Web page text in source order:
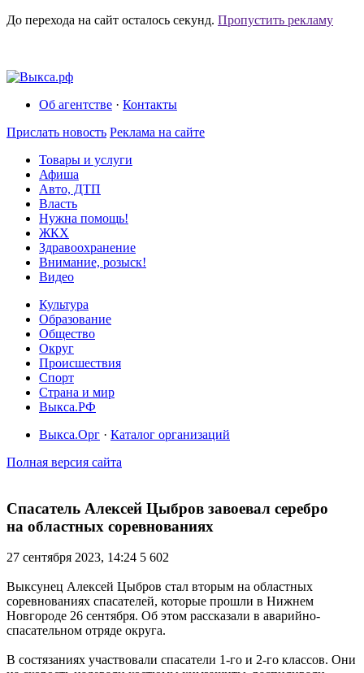
До перехода на сайт осталось секунд. Пропустить рекламу
Об агентстве · Контакты
Прислать новость Реклама на сайте
Товары и услуги
Афиша
Авто, ДТП
Власть
Нужна помощь!
ЖКХ
Здравоохранение
Внимание, розыск!
Видео
Культура
Образование
Общество
Округ
Происшествия
Спорт
Страна и мир
Выкса.РФ
Выкса.Орг · Каталог организаций
Полная версия сайта
Спасатель Алексей Цыбров завоевал серебро
на областных соревнованиях
27 сентября 2023, 14:24 5 602
Выксунец Алексей Цыбров стал вторым на областных
соревнованиях спасателей, которые прошли в Нижнем
Новгороде 26 сентября. Об этом рассказали в аварийно-
спасательном отряде округа.
В состязаниях участвовали спасатели 1-го и 2-го классов. Они